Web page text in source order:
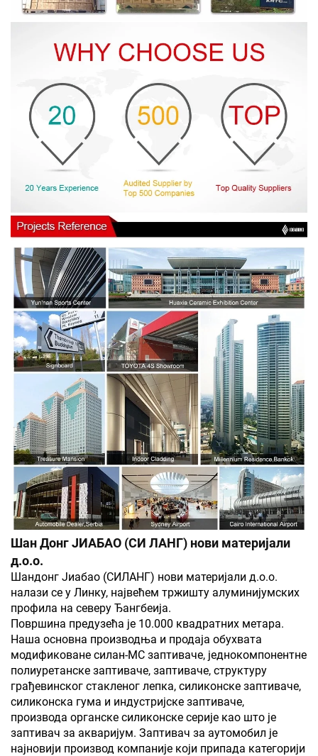
Шан Донг ЈИАБАО (СИ ЛАНГ) нови материјали
д.о.о.
Шандонг Јиабао (СИЛАНГ) нови материјали д.о.о.
налази се у Линку, највећем тржишту алуминијумских
профила на северу Ђангбеија.
Површина предузећа је 10.000 квадратних метара.
Наша основна производња и продаја обухвата
модификоване силан-МС заптиваче, једнокомпонентне
полиуретанске заптиваче, заптиваче, структуру
грађевинског стакленог лепка, силиконске заптиваче,
силиконска гума и индустријске заптиваче,
производа органске силиконске серије као што је
заптивач за акваријум. Заптивач за аутомобил је
најновији производ компаније који припада категорији